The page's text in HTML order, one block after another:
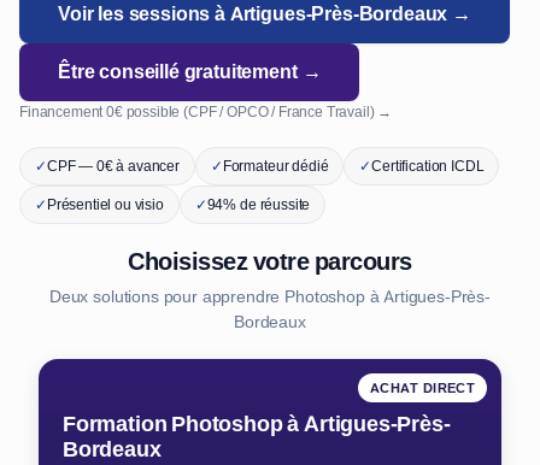
Voir les sessions à Artigues-Près-Bordeaux →
Être conseillé gratuitement →
Financement 0€ possible (CPF / OPCO / France Travail) →
✓CPF — 0€ à avancer ✓Formateur dédié ✓Certification ICDL
✓Présentiel ou visio ✓94% de réussite
Choisissez votre parcours
Deux solutions pour apprendre Photoshop à Artigues-Près-
Bordeaux
ACHAT DIRECT
Formation Photoshop à Artigues-Près-
Bordeaux